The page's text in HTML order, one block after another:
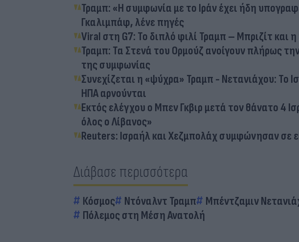
Τραμπ: «Η συμφωνία με το Ιράν έχει ήδη
Γκαλιμπάφ, λένε πηγές
Viral στη G7: Το διπλό φιλί Τραμπ – Μπριζίτ και
Τραμπ: Τα Στενά του Ορμούζ ανοίγουν πλήρως
της συμφωνίας
Συνεχίζεται η «ψύχρα» Τραμπ - Νετανιάχου: Το
ΗΠΑ αρνούνται
Εκτός ελέγχου ο Μπεν Γκβιρ μετά τον θάνατο 4
όλος ο Λίβανος»
Reuters: Ισραήλ και Χεζμπολάχ συμφώνησαν σε
Διάβασε περισσότερα
Κόσμος Ντόναλντ Τραμπ Μπέντζαμιν
Πόλεμος στη Μέση Ανατολή